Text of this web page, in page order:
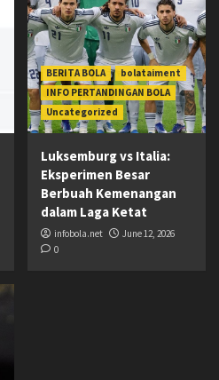
BERITA BOLA
bolataiment
INFO PERTANDINGAN BOLA
Uncategorized
Luksemburg vs Italia:
Eksperimen Besar
Berbuah Kemenangan
dalam Laga Ketat
infobola.net
June 12, 2026
0